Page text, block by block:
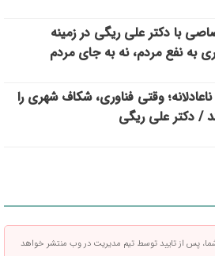
با دکتر علی ریگی در زمینه
به نفع مردم، نه به جای مردم
وقتی فناوری، شکاف شهری را
/ دکتر علی ریگی
پس از تایید توسط تیم مدیریت در وب منتشر خواهد